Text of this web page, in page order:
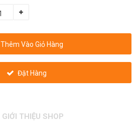
Thêm Vào Giỏ Hàng
Đặt Hàng
GIỚI THIỆU SHOP